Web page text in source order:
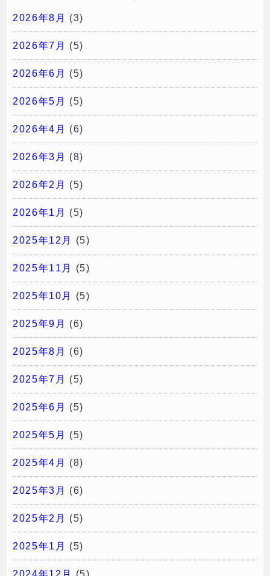
2026年8月 (3)
2026年7月 (5)
2026年6月 (5)
2026年5月 (5)
2026年4月 (6)
2026年3月 (8)
2026年2月 (5)
2026年1月 (5)
2025年12月 (5)
2025年11月 (5)
2025年10月 (5)
2025年9月 (6)
2025年8月 (6)
2025年7月 (5)
2025年6月 (5)
2025年5月 (5)
2025年4月 (8)
2025年3月 (6)
2025年2月 (5)
2025年1月 (5)
2024年12月 (5)